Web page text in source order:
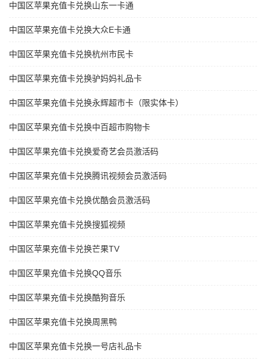
中国区苹果充值卡兑换山东一卡通
中国区苹果充值卡兑换大众E卡通
中国区苹果充值卡兑换杭州市民卡
中国区苹果充值卡兑换驴妈妈礼品卡
中国区苹果充值卡兑换永辉超市卡（限实体卡）
中国区苹果充值卡兑换中百超市购物卡
中国区苹果充值卡兑换爱奇艺会员激活码
中国区苹果充值卡兑换腾讯视频会员激活码
中国区苹果充值卡兑换优酷会员激活码
中国区苹果充值卡兑换搜狐视频
中国区苹果充值卡兑换芒果TV
中国区苹果充值卡兑换QQ音乐
中国区苹果充值卡兑换酷狗音乐
中国区苹果充值卡兑换周黑鸭
中国区苹果充值卡兑换一号店礼品卡